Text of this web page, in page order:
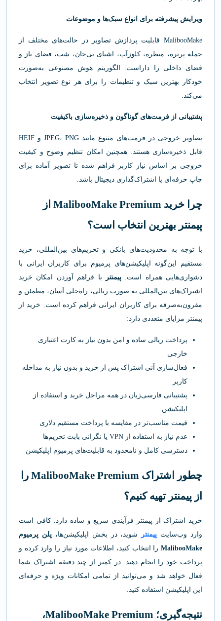
ویرایش پیشرفته برای انواع سبک‌ها و موضوعات
MalibooMake قابلیت پردازش تصاویر در حالت‌های مختلف از
جمله پرتره، منظره، کلوزآپ، اشیای بی‌جان، شب، فضای باز و
فضای داخلی را داراست. الگوریتم هوش مصنوعی به‌صورت
خودکار بهترین سبک و تنظیمات را برای هر نوع تصویر انتخاب
می‌کند.
پشتیبانی از فرمت‌های گوناگون و ذخیره‌سازی باکیفیت
تصاویر خروجی در فرمت‌های متنوع مانند JPEG، PNG و HEIF
قابل ذخیره‌سازی هستند. همچنین امکان تنظیم وضوح و کیفیت
خروجی بر اساس نیاز کاربر فراهم شده تا تصویر آماده برای
چاپ حرفه‌ای یا اشتراک‌گذاری دیجیتال باشد.
چرا خرید MalibooMake Premium از
پیمنتر بهترین انتخاب است؟
با توجه به محدودیت‌های بانکی و تحریم‌های بین‌المللی، خرید
مستقیم این‌گونه اپلیکیشن‌های پرمیوم برای کاربران ایرانی با
دشواری‌هایی همراه است.پیمنتر
با فراهم آوردن امکان خرید
اشتراک‌های بین‌المللی به صورت ریالی، راه‌حلی آسان، مطمئن و
مقرون‌به‌صرفه برای کاربران ایرانی فراهم کرده است. خرید از
پیمنتر مزایای متعددی دارد:
پرداخت ریالی ساده و امن بدون نیاز به کارت اعتباری
خارجی
فعال‌سازی آنی اشتراک پس از خرید و بدون نیاز به مداخله
کاربر
پشتیبانی فارسی‌زبان در همه مراحل خرید و استفاده از
اپلیکیشن
قیمت مناسب‌تر در مقایسه با پرداخت مستقیم دلاری
عدم نیاز به استفاده از VPN یا نگرانی بابت تحریم‌ها
دسترسی کامل و نامحدود به قابلیت‌های پرمیوم اپلیکیشن
چطور اشتراک MalibooMake Premium را
از پیمنتر تهیه کنیم؟
خرید اشتراک از پیمنتر فرآیندی سریع و ساده دارد. کافی است
وارد وب‌سایت پیمنتر شوید، در بخش اپلیکیشن‌ها،پلن پرمیوم
MalibooMake را انتخاب کنید، اطلاعات مورد نیاز را وارد کرده و
پرداخت خود را انجام دهید. در کمتر از چند دقیقه اشتراک شما
فعال خواهد شد و می‌توانید از تمامی امکانات ویژه و حرفه‌ای
این اپلیکیشن استفاده کنید.
نتیجه‌گیری؛ MalibooMake Premium،